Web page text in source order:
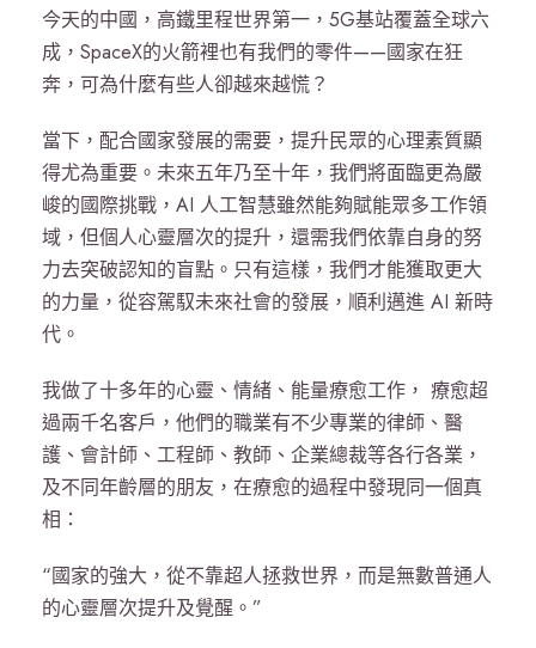
今天的中國，高鐵里程世界第一，5G基站覆蓋全球六
成，SpaceX的火箭裡也有我們的零件——國家在狂
奔，可為什麼有些人卻越來越慌？
當下，配合國家發展的需要，提升民眾的心理素質顯
得尤為重要。未來五年乃至十年，我們將面臨更為嚴
峻的國際挑戰，AI 人工智慧雖然能夠賦能眾多工作領
域，但個人心靈層次的提升，還需我們依靠自身的努
力去突破認知的盲點。只有這樣，我們才能獲取更大
的力量，從容駕馭未來社會的發展，順利邁進 AI 新時
代。
我做了十多年的心靈、情緒、能量療愈工作， 療愈超
過兩千名客戶，他們的職業有不少專業的律師、醫
護、會計師、工程師、教師、企業總裁等各行各業，
及不同年齡層的朋友，在療愈的過程中發現同一個真
相：
“國家的強大，從不靠超人拯救世界，而是無數普通人
的心靈層次提升及覺醒。”